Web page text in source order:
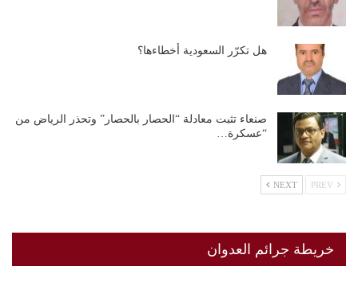
هل تكرّر السعودية أخطاءها؟
صنعاء تثبت معادلة “الحصار بالحصار” وتحذر الرياض من
“عسكرة…
NEXT
خريطة جرائم العدوان